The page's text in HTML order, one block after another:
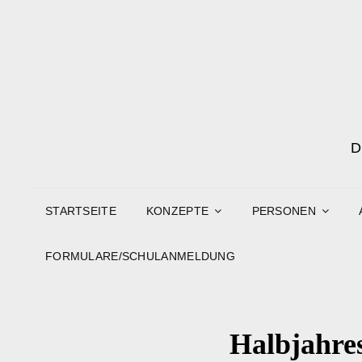
STARTSEITE KONZEPTE PERSONEN
FORMULARE/SCHULANMELDUNG